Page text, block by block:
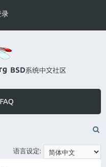
录
FAQ
语言设定: